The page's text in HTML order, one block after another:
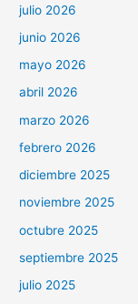
julio 2026
junio 2026
mayo 2026
abril 2026
marzo 2026
febrero 2026
diciembre 2025
noviembre 2025
octubre 2025
septiembre 2025
julio 2025